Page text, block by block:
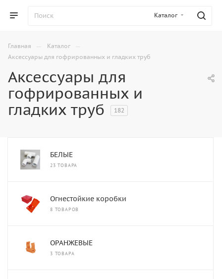
Каталог
Главная — Каталог —
Аксессуары для гофрированных и гладких труб
Аксессуары для
гофрированных и
гладких труб
182
БЕЛЫЕ
23 ТОВАРА
Огнестойкие коробки
8 ТОВАРОВ
ОРАНЖЕВЫЕ
3 ТОВАРА